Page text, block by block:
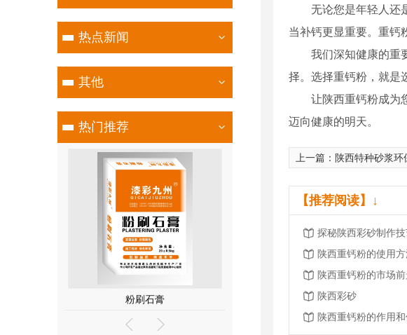
热点新闻
其他
热门推荐
粉刷石膏 抹面砂浆
无论您是年轻人还
当补钙更显重要。重钙
我们深知健康的重
择。选择重钙粉，就是
让陕西重钙粉成为
迈向健康的明天。
上一篇： 陕西特种砂浆
【推荐阅读】↓
探秘陕西彩砂制作
陕西重钙粉的使用
陕西重钙粉的市场
陕西彩砂
陕西重钙粉的作用